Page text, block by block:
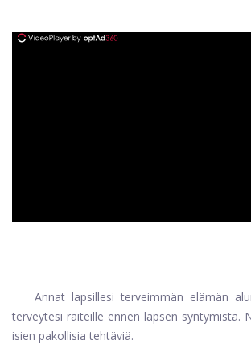
Annat lapsillesi terveimmän elämän
terveytesi raiteille ennen lapsen syntymistä.
isien pakollisia tehtäviä.